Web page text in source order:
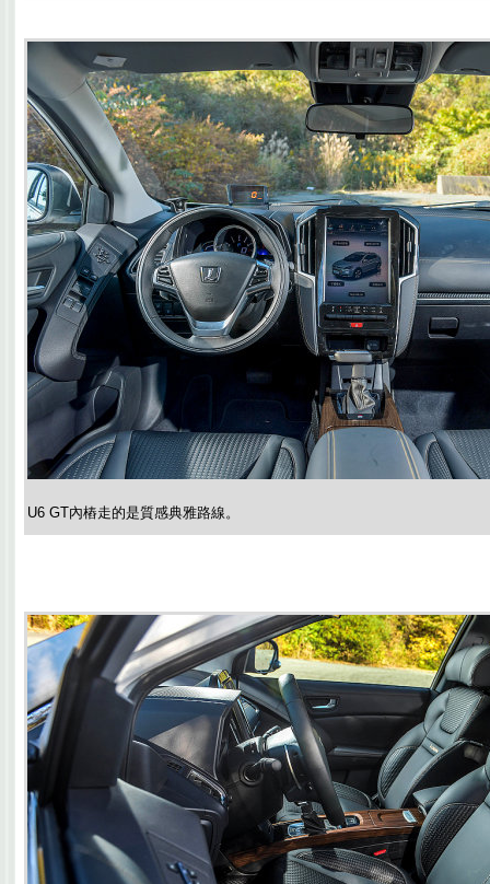
U6 GT內樁走的是質感典雅路線。